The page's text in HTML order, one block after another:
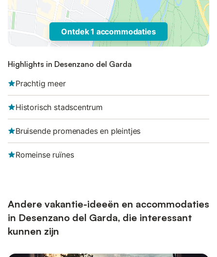
Ontdek 1 accommodaties
Highlights in Desenzano del Garda
Prachtig meer
Historisch stadscentrum
Bruisende promenades en pleintjes
Romeinse ruïnes
Andere vakantie-ideeën en accommodaties
in Desenzano del Garda, die interessant
kunnen zijn